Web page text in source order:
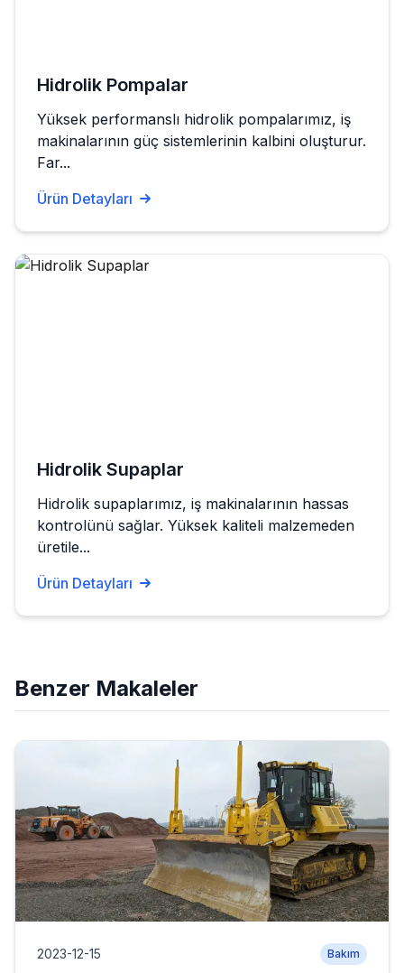
Hidrolik Pompalar
Yüksek performanslı hidrolik pompalarımız, iş
makinalarının güç sistemlerinin kalbini oluşturur.
Far...
Ürün Detayları
Hidrolik Supaplar
Hidrolik supaplarımız, iş makinalarının hassas
kontrolünü sağlar. Yüksek kaliteli malzemeden
üretile...
Ürün Detayları
Benzer Makaleler
2023-12-15 Bakım